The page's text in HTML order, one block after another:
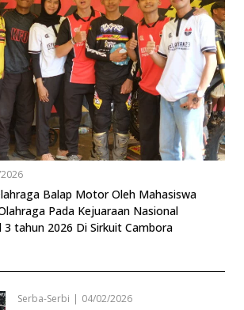
Balap Motor Oleh Mahasiswa
Pada Kejuaraan Nasional
tahun 2026 Di Sirkuit Cambora
Serba-Serbi | 04/02/2026